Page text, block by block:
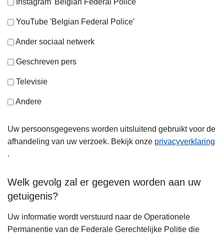
Instagram 'Belgian Federal Police'
YouTube 'Belgian Federal Police'
Ander sociaal netwerk
Geschreven pers
Televisie
Andere
Uw persoonsgegevens worden uitsluitend gebruikt voor de
afhandeling van uw verzoek. Bekijk onze privacyverklaring
.
Welk gevolg zal er gegeven worden aan uw
getuigenis?
Uw informatie wordt verstuurd naar de Operationele
Permanentie van de Federale Gerechtelijke Politie die